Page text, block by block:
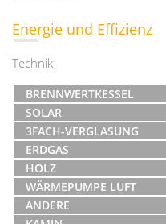
Energie und Effizienz
Technik
BRENNWERTKESSEL
SOLAR
3FACH-VERGLASUNG
ERDGAS
HOLZ
WÄRMEPUMPE LUFT
ANDERE